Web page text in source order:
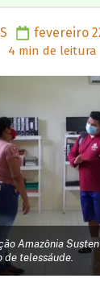
fevereiro
4 min de leitura
Amazônia
de telessáude.